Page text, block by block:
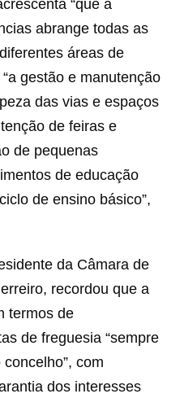
“que a
abrange todas as
áreas de
gestão e manutenção
das vias e espaços
de feiras e
de pequenas
de educação
de ensino básico”,
da Câmara de
recordou que a
termos de
de freguesia “sempre
com
dos interesses